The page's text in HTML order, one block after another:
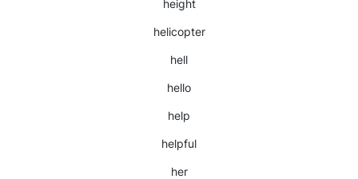
height
helicopter
hell
hello
help
helpful
her